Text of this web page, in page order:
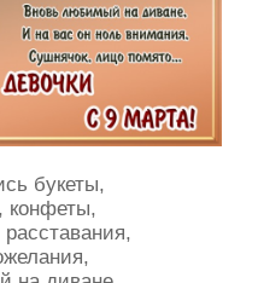
букеты,
конфеты,